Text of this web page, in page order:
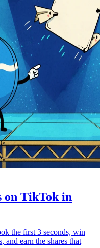
on TikTok in
the first 3 seconds, win
and earn the shares that